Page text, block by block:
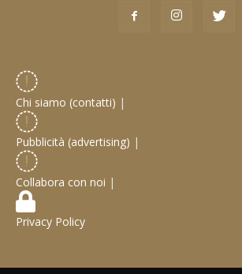
Chi siamo (contatti) |
Pubblicità (advertising) |
Collabora con noi |
Privacy Policy